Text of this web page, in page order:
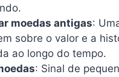
moedas antigas:
sobre o valor e a
ao longo do tempo.
: Sinal de